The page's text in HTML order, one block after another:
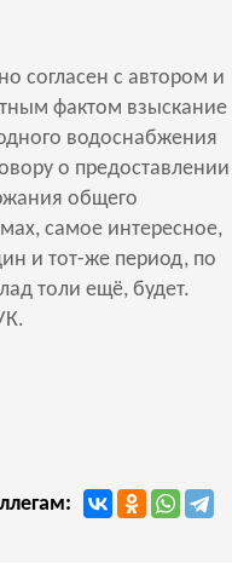
согласен с автором и
фактом взыскание
водоснабжения
о предоставлении
общего
самое интересное,
и тот-же период, по
толи ещё, будет.